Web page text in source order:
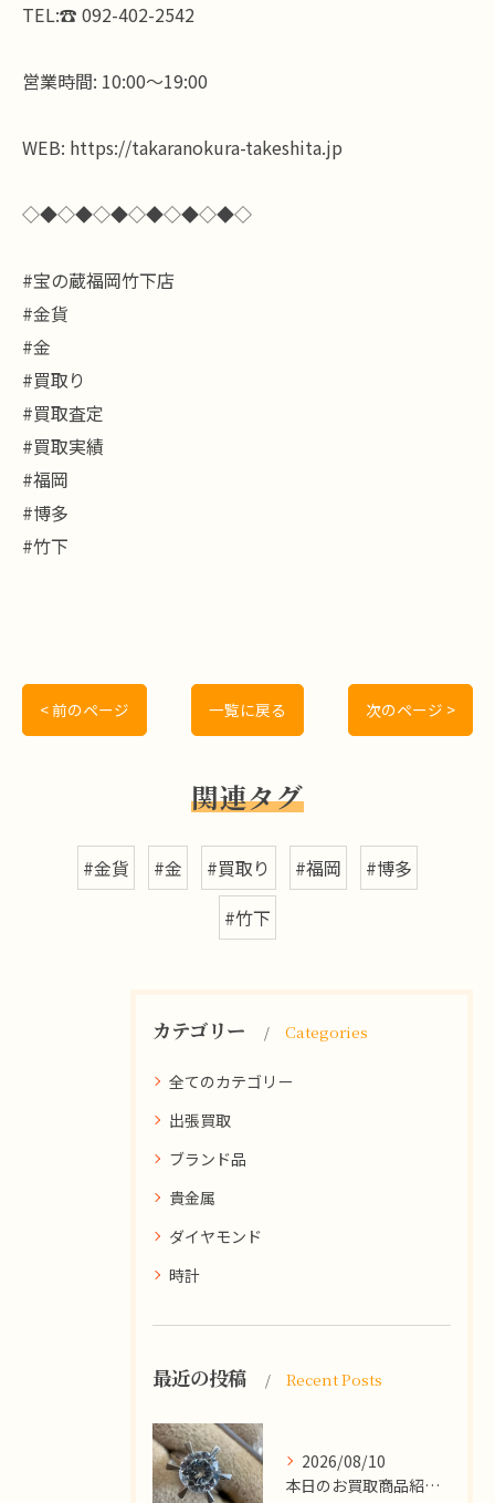
TEL:☎️ 092-402-2542
営業時間: 10:00〜19:00
WEB: https://takaranokura-takeshita.jp
◇◆◇◆◇◆◇◆◇◆◇◆◇
#宝の蔵福岡竹下店
#金貨
#金
#買取り
#買取査定
#買取実績
#福岡
#博多
#竹下
< 前のページ 一覧に戻る 次のページ >
関連タグ
#金貨 #金 #買取り #福岡
#博多
#竹下
カテゴリー Categories
全てのカテゴリー
出張買取
ブランド品
貴金属
ダイヤモンド
時計
最近の投稿 Recent Posts
2026/08/10
本日のお買取商品紹介です！